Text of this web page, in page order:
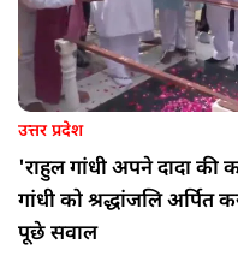
उत्तर प्रदेश
'राहुल गांधी अपने दादा की
गांधी को श्रद्धांजलि अर्पित
पूछे सवाल